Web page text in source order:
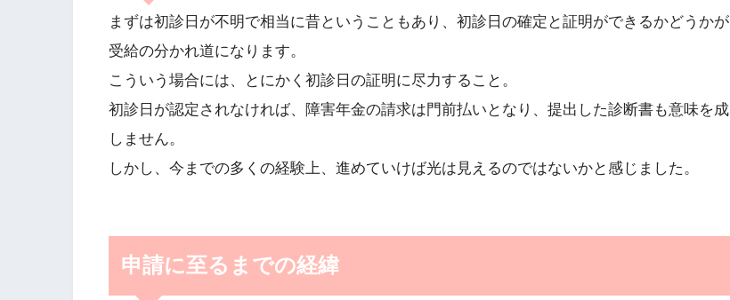
まずは初診日が不明で相当に昔ということもあり、初診日の確定と証明ができるかどうかが
受給の分かれ道になります。
こういう場合には、とにかく初診日の証明に尽力すること。
初診日が認定されなければ、障害年金の請求は門前払いとなり、提出した診断書も意味を成
しません。
しかし、今までの多くの経験上、進めていけば光は見えるのではないかと感じました。
申請に至るまでの経緯